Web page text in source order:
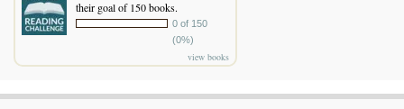
their goal of 150 books.
0 of 150
(0%)
view books